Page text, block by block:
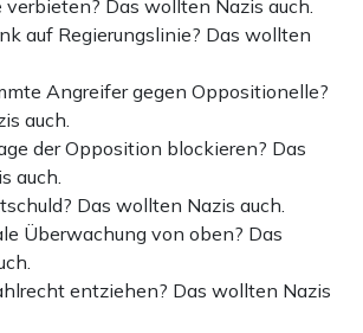
Das wollten Nazis auch.
auf Regierungslinie? Das wollten
Angreifer gegen Oppositionelle?
auch.
der Opposition blockieren? Das
auch.
Das wollten Nazis auch.
Überwachung von oben? Das
entziehen? Das wollten Nazis